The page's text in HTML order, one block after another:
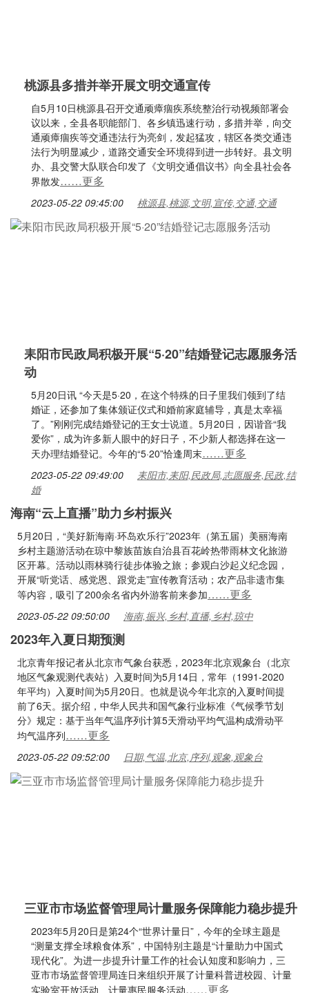
桃源县多措并举开展文明交通宣传
自5月10日桃源县召开交通顽瘴痼疾系统整治行动视频部署会
议以来，全县各职能部门、各乡镇迅速行动，多措并举，向交
通顽瘴痼疾等交通违法行为亮剑，发起猛攻，辖区各类交通违
法行为明显减少，道路交通安全环境得到进一步转好。县文明
办、县交警大队联合印发了《文明交通倡议书》向全县社会各
界散发……更多
2023-05-22 09:45:00 桃源县,桃源,文明,宣传,交通,交通
耒阳市民政局积极开展“5·20”结婚登记志愿服务活
动
5月20日讯 “今天是5·20，在这个特殊的日子里我们领到了结
婚证，还参加了集体颁证仪式和婚前家庭辅导，真是太幸福
了。”刚刚完成结婚登记的王女士说道。5月20日，因谐音“我
爱你”，成为许多新人眼中的好日子，不少新人都选择在这一
天办理结婚登记。今年的“5·20”恰逢周末……更多
2023-05-22 09:49:00
耒阳市,耒阳,民政局,志愿服务,民政,结
婚
海南“云上直播”助力乡村振兴
5月20日，“美好新海南·环岛欢乐行”2023年（第五届）美丽海南
乡村主题游活动在琼中黎族苗族自治县百花岭热带雨林文化旅游
区开幕。活动以雨林骑行徒步体验之旅；参观白沙起义纪念园，
开展“听党话、感党恩、跟党走”宣传教育活动；农产品非遗市集
等内容，吸引了200余名省内外游客前来参加……更多
2023-05-22 09:50:00 海南,振兴,乡村,直播,乡村,琼中
2023年入夏日期预测
北京青年报记者从北京市气象台获悉，2023年北京观象台（北京
地区气象观测代表站）入夏时间为5月14日，常年（1991-2020
年平均）入夏时间为5月20日。也就是说今年北京的入夏时间提
前了6天。据介绍，中华人民共和国气象行业标准《气候季节划
分》规定：基于当年气温序列计算5天滑动平均气温构成滑动平
均气温序列……更多
2023-05-22 09:52:00 日期,气温,北京,序列,观象,观象台
三亚市市场监督管理局计量服务保障能力稳步提升
2023年5月20日是第24个“世界计量日”，今年的全球主题是
“测量支撑全球粮食体系”，中国特别主题是“计量助力中国式
现代化”。为进一步提升计量工作的社会认知度和影响力，三
亚市市场监督管理局连日来组织开展了计量科普进校园、计量
实验室开放活动、计量惠民服务活动……更多